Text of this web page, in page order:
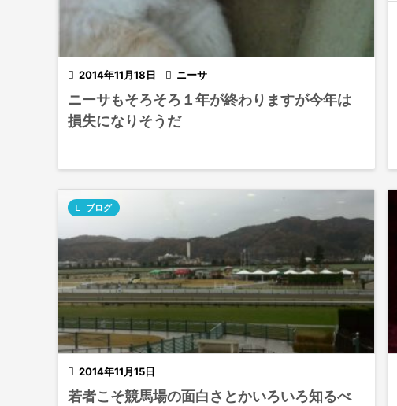
 2014年11月18日  ニーサ
ニーサもそろそろ１年が終わりますが今年は
損失になりそうだ
 2014年11月15日
 ブログ
若者こそ競馬場の面白さとかいろいろ知るべ